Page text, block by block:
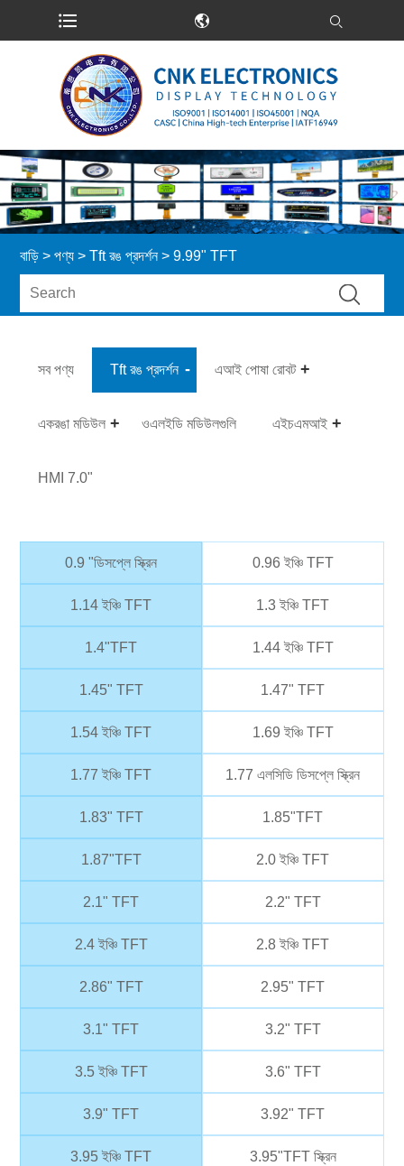
বাড়ি > পণ্য >Tft রঙ প্রদর্শন> 9.99" TFT
সব পণ্য Tft রঙ প্রদর্শন এআই পোষা রোবট
একরঙা মডিউল ওএলইডি মডিউলগুলি এইচএমআই
HMI 7.0"
0.9 "ডিসপ্লে স্ক্রিন 0.96 ইঞ্চি TFT
1.14 ইঞ্চি TFT 1.3 ইঞ্চি TFT
1.4"TFT 1.44 ইঞ্চি TFT
1.45" TFT 1.47" TFT
1.54 ইঞ্চি TFT 1.69 ইঞ্চি TFT
1.77 ইঞ্চি TFT 1.77 এলসিডি ডিসপ্লে স্ক্রিন
1.83" TFT 1.85"TFT
1.87"TFT 2.0 ইঞ্চি TFT
2.1" TFT 2.2" TFT
2.4 ইঞ্চি TFT 2.8 ইঞ্চি TFT
2.86" TFT 2.95" TFT
3.1" TFT 3.2" TFT
3.5 ইঞ্চি TFT 3.6" TFT
3.9" TFT 3.92" TFT
3.95 ইঞ্চি TFT 3.95"TFT স্ক্রিন